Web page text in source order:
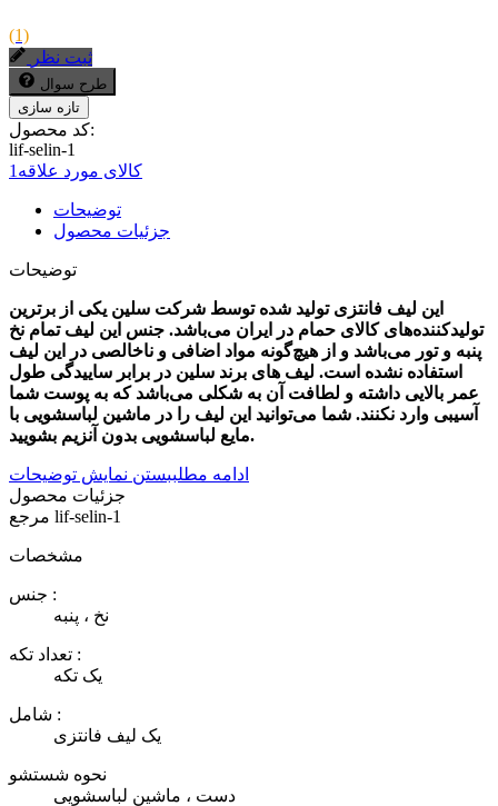
(1)
ثبت نظر
طرح سوال
کد محصول:
lif-selin-1
کالای مورد علاقه 1
توضیحات
جزئیات محصول
توضیحات
این لیف فانتزی تولید شده توسط شرکت سلین یکی از برترین
تولیدکننده‌های کالای حمام در ایران می‌باشد. جنس این لیف تمام نخ
پنبه و تور می‌باشد و از هیچ‌گونه مواد اضافی و ناخالصی در این لیف
استفاده نشده است. لیف های برند سلین در برابر ساییدگی طول
عمر بالایی داشته و لطافت آن به شکلی می‌باشد که به پوست شما
آسیبی وارد نکنند. شما می‌توانید این لیف را در ماشین لباسشویی با
مایع لباسشویی بدون آنزیم بشویید.
ادامه مطلببستن نمایش توضیحات
جزئیات محصول
lif-selin-1
مشخصات
جنس :
نخ ، پنبه
تعداد تکه :
یک تکه
شامل :
یک لیف فانتزی
نحوه شستشو
دست ، ماشین لباسشویی